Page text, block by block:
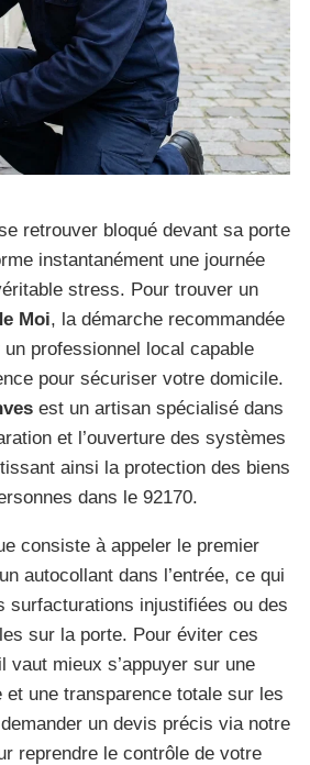
retrouver bloqué devant sa porte
instantanément une journée
stress. Pour trouver un
Moi, la démarche recommandée
professionnel local capable
pour sécuriser votre domicile.
est un artisan spécialisé dans
et l’ouverture des systèmes
ainsi la protection des biens
dans le 92170.
consiste à appeler le premier
autocollant dans l’entrée, ce qui
surfacturations injustifiées ou des
sur la porte. Pour éviter ces
vaut mieux s’appuyer sur une
et une transparence totale sur les
un devis précis via notre
reprendre le contrôle de votre